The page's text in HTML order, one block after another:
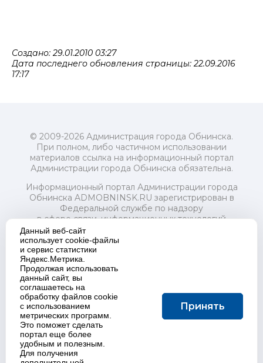
Создано: 29.01.2010 03:27
Дата последнего обновления страницы: 22.09.2016
17:17
© 2009-2026 Администрация города Обнинска.
При полном, либо частичном использовании
материалов ссылка на информационный портал
Администрации города Обнинска обязательна.
Информационный портал Администрации города
Обнинска ADMOBNINSK.RU зарегистрирован в
Федеральной службе по надзору
в сфере связи, информационных технологий
и массовых коммуникаций (Роскомнадзор) 24 июля
2018 года.
Свидетельство о регистрации Эл № ФС77-73321
Учредитель: Администрация (исполнительно-
распорядительный орган) городского округа "Город
Обнинск". Главный редактор: Байкова Е.А.
Адрес электронной почты Редакции:
redactor@admobninsk.ru
Телефон Редакции: +7 (484) 395-85-85
Настоящий ресурс содержит материалы 18+
Политика в отношении обработки персональных
Данный веб-сайт
использует cookie-файлы
и сервис статистики
Яндекс.Метрика.
Продолжая использовать
данный сайт, вы
соглашаетесь на
обработку файлов cookie
с использованием
метрических программ.
Это поможет сделать
портал еще более
удобным и полезным.
Для получения
Принять